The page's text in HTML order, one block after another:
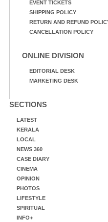
EVENT TICKETS
SHIPPING POLICY
RETURN AND REFUND
CANCELLATION POLICY
ONLINE DIVISION
EDITORIAL DESK
MARKETING DESK
SECTIONS
LATEST
KERALA
LOCAL
NEWS 360
CASE DIARY
CINEMA
OPINION
PHOTOS
LIFESTYLE
SPIRITUAL
INFO+